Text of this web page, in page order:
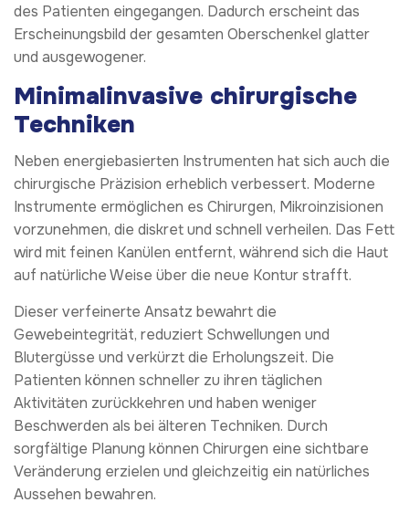
des Patienten eingegangen. Dadurch erscheint das
Erscheinungsbild der gesamten Oberschenkel glatter
und ausgewogener.
Minimalinvasive chirurgische
Techniken
Neben energiebasierten Instrumenten hat sich auch die
chirurgische Präzision erheblich verbessert. Moderne
Instrumente ermöglichen es Chirurgen, Mikroinzisionen
vorzunehmen, die diskret und schnell verheilen. Das Fett
wird mit feinen Kanülen entfernt, während sich die Haut
auf natürliche Weise über die neue Kontur strafft.
Dieser verfeinerte Ansatz bewahrt die
Gewebeintegrität, reduziert Schwellungen und
Blutergüsse und verkürzt die Erholungszeit. Die
Patienten können schneller zu ihren täglichen
Aktivitäten zurückkehren und haben weniger
Beschwerden als bei älteren Techniken. Durch
sorgfältige Planung können Chirurgen eine sichtbare
Veränderung erzielen und gleichzeitig ein natürliches
Aussehen bewahren.